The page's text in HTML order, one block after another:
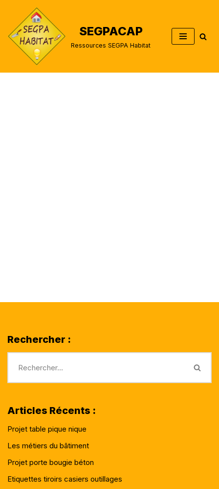
Aller
au
contenu
SEGPACAP
Ressources SEGPA Habitat
Rechercher :
Articles Récents :
Projet table pique nique
Les métiers du bâtiment
Projet porte bougie béton
Etiquettes tiroirs casiers outillages